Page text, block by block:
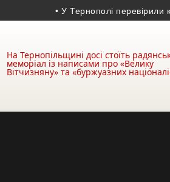
• У Тернополі перевірили
На Тернопільщині досі стоїть
меморіал із написами про «Велику
Вітчизняну» та «буржуазних